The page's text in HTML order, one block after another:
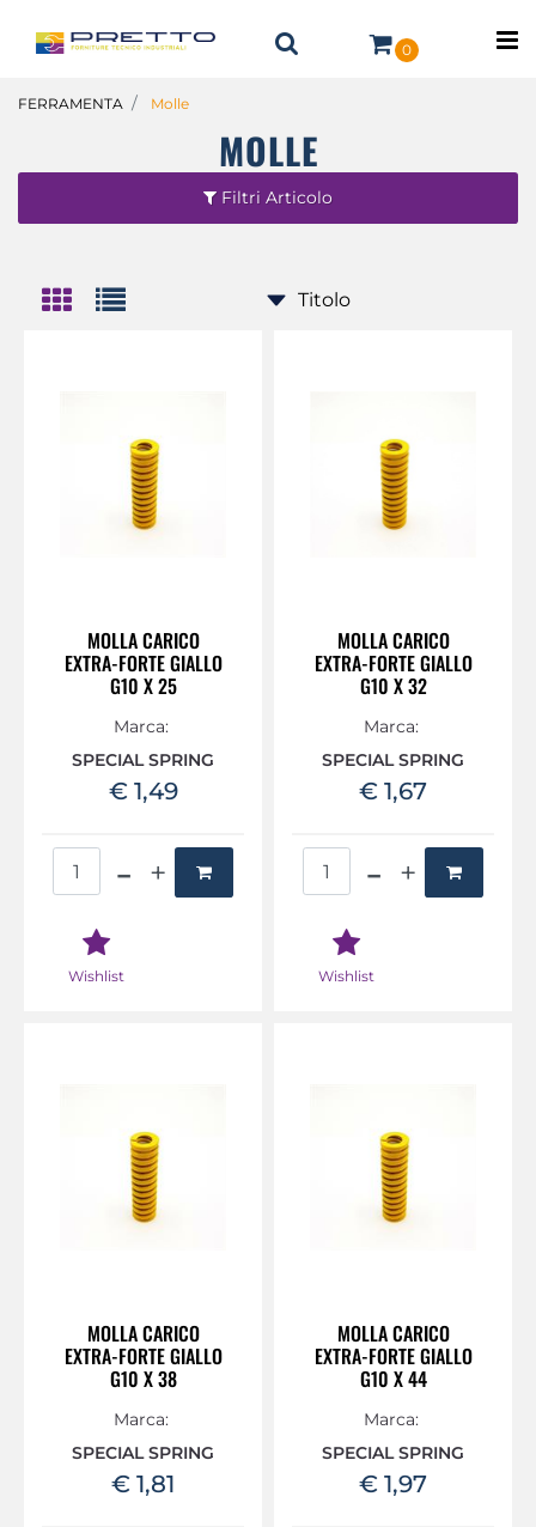
0
FERRAMENTA Molle
MOLLE
Filtri Articolo
MOLLA CARICO
EXTRA-FORTE GIALLO
G10 X 25
Marca:
SPECIAL SPRING
€ 1,49
Wishlist
MOLLA CARICO
EXTRA-FORTE GIALLO
G10 X 32
Marca:
SPECIAL SPRING
€ 1,67
Wishlist
MOLLA CARICO
EXTRA-FORTE GIALLO
G10 X 38
Marca:
SPECIAL SPRING
€ 1,81
MOLLA CARICO
EXTRA-FORTE GIALLO
G10 X 44
Marca:
SPECIAL SPRING
€ 1,97